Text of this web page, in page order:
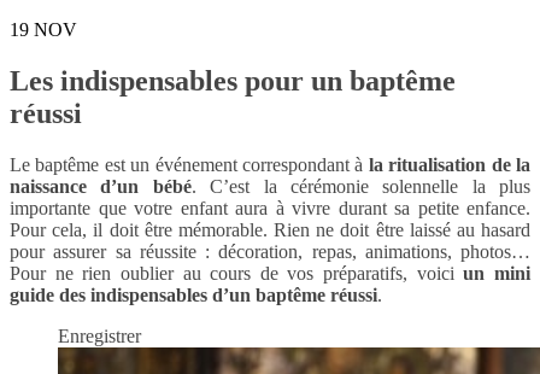
19 NOV
Les indispensables pour un baptême
réussi
Le baptême est un événement correspondant à la ritualisation de la
naissance d’un bébé. C’est la cérémonie solennelle la plus
importante que votre enfant aura à vivre durant sa petite enfance.
Pour cela, il doit être mémorable. Rien ne doit être laissé au hasard
pour assurer sa réussite : décoration, repas, animations, photos…
Pour ne rien oublier au cours de vos préparatifs, voiciun mini
guide des indispensables d’un baptême réussi.
Enregistrer